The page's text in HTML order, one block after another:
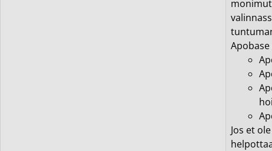
Jos et